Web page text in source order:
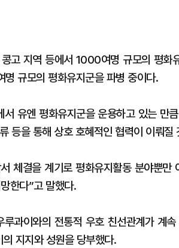
고 지역 등에서 1000여명 규모의 평화
규모의 평화유지군을 파병 중이다.
서 유엔 평화유지군을 운용하고 있는 만
등을 통해 상호 호혜적인 협력이 이뤄질
체결을 계기로 평화유지활동 분야뿐만
한다”고 말했다.
루과이와의 전통적 우호 친선관계가 계
지지와 성원을 당부했다.